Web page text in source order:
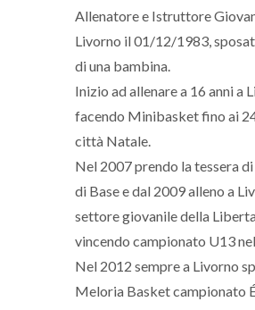
Allenatore e Istruttore
Livorno il 01/12/1983,
di una bambina.
Inizio ad allenare a 16 anni a
facendo Minibasket fino ai
città Natale.
Nel 2007 prendo la tessera
di Base e dal 2009 alleno a
settore giovanile della
vincendo campionato U13
Nel 2012 sempre a Livorno
Meloria Basket campionato